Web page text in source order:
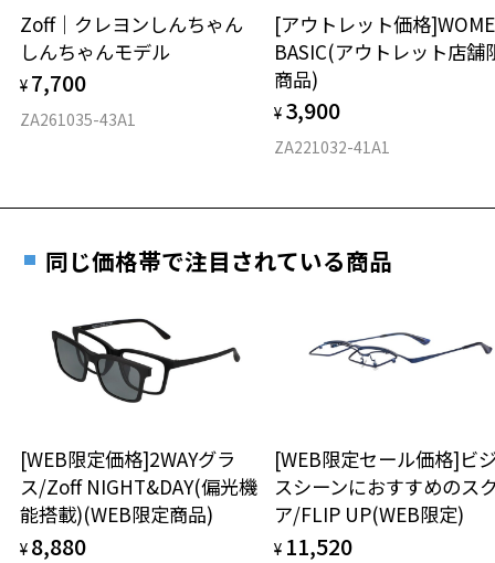
仕上がり寸法
D 仕上がりの横幅：約146mm
13.6g
※着脱式サングラス：デモレンズ、アタッチメント込みの重さ
タイプ
材質
フロント素材：S.E.Plastic
安心2 視力測定無料
視力の変化を早めに発見するために、定期的な視
力測定をおすすめいたします。
安心3 かかり具合調整無料
す。
オンラインストアでフレームのみ購入して、
実店舗で度付きにできます
ご購入時に「レンズ交換券」をお選びいただくと、実店舗で
度数を測定のうえ、度付きレンズ（標準セットレンズ）へ無
お近くのZoff実店舗にて度数を測定いただけます（無料）。
その際は記入用紙をダウンロードしてお使いください。
Zoff｜クレヨンしんちゃん
しんちゃんモデル
¥ 7,700
ZA261035-43A1
[アウトレット価格
BASIC(アウトレット店舗
商品)
¥ 3,900
ZA221032-41A1
同じ価格帯で注目されている商品
[WEB限定価格]2WAYグラ
ス/Zoff NIGHT&DAY(偏光機
能搭載)(WEB限定商品)
¥ 8,880
[WEB限定セール価格]ビ
スシーンにおすすめのス
ア/FLIP UP(WEB限定)
¥ 11,520